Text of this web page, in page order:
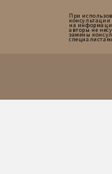
При
на
авторы не
замены